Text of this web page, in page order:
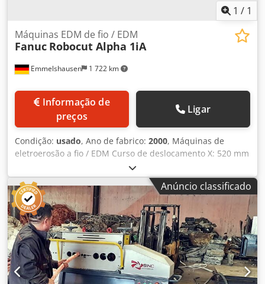
1 / 1
Emmelshausen 1 722 km
Máquinas EDM de fio / EDM
Fanuc Robocut Alpha 1iA
preços
Ligar
Condição: usado, Ano de fabrico: 2000, Máquinas de
eletroerosão a fio / EDM Curso de deslocamento X: 520 mm
Cedpfx Acoyk H Ego Herf Curso de deslocamento Y: 370
mm Curso de deslocamento Z: 310 mm Tamanho máximo
da peça X: 790 mm Tamanho máximo da peça Y: 730 mm
Tamanho máximo da peça Z: 300 mm Peso máximo da
peça: 1000 kg Tamanho da mesa X: 600 mm Tamanho da
mesa Y: 400 mm Com enfiamento automático do fio Eixo
U/V: 120 / 120 mm Gerador: 45 Amperes Corte submerso
Refrigerador É ideal para trabalhos de EDM de alta
precisão e, de acordo com o vendedor, foi desmontada
profissionalmente e continuamente mantida em condições
Anúncio classificado